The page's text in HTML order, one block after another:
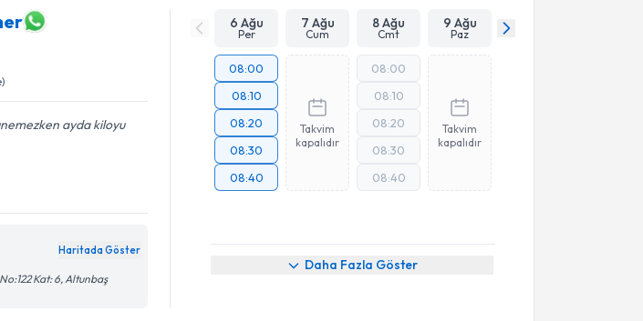
ayda kiloyu
Haritada Göster
Kat: 6, Altunbaş
6 Ağu
Per
7 Ağu
Cum
8 Ağu
Cmt
9 Ağu
Paz
08:00
08:10
08:20
08:30
08:40
Takvim
kapalıdır
08:00
08:10
08:20
08:30
08:40
Takvim
kapalıdır
Daha Fazla Göster